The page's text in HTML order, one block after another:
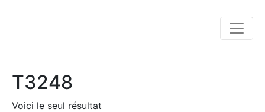
T3248
Voici le seul résultat